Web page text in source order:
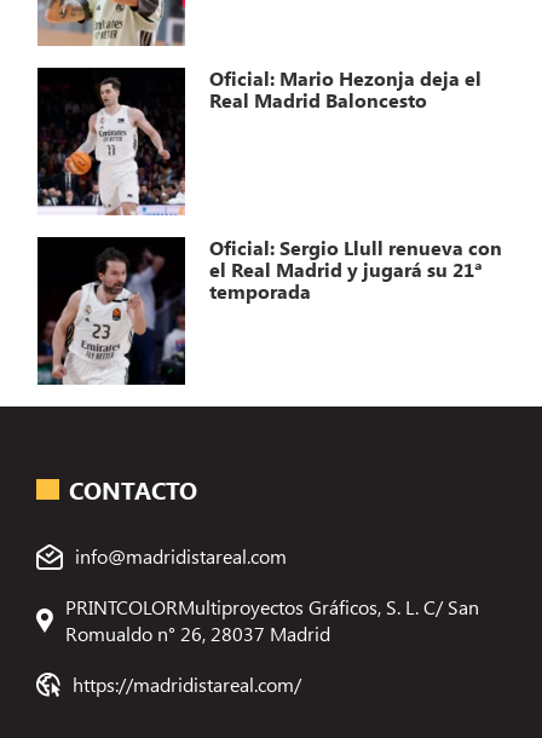
Oficial: Mario Hezonja deja el
Real Madrid Baloncesto
Oficial: Sergio Llull renueva con
el Real Madrid y jugará su 21ª
temporada
CONTACTO
info@madridistareal.com
PRINTCOLORMultiproyectos Gráficos, S. L. C/ San
Romualdo n° 26, 28037 Madrid
https://madridistareal.com/